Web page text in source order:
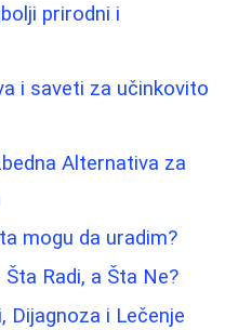
prirodni i
i saveti za učinkovito
Alternativa za
mogu da uradim?
Radi, a Šta Ne?
Dijagnoza i Lečenje